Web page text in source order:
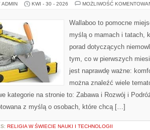
ADMIN KWI - 30 - 2026 MOŻLIWOŚĆ
Wallaboo to pomocne
myślą o mamach i tatach,
porad dotyczących
tym, co w pierwszych
jest naprawdę ważne:
można znaleźć wiele
kategorie na stronie to: Zabawa i Rozwój i
z myślą o osobach, które chcą […]
RELIGIA W ŚWIECIE NAUKI I TECHNOLOGII